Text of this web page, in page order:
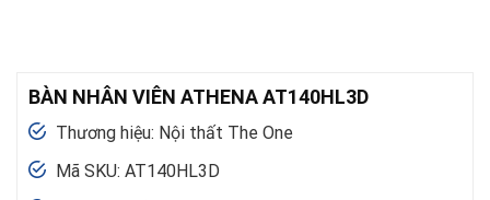
BÀN NHÂN VIÊN ATHENA AT140HL3D
Thương hiệu: Nội thất The One
Mã SKU: AT140HL3D